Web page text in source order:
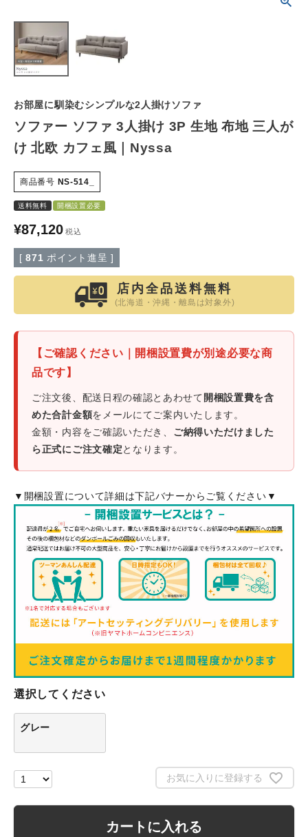
シーンから選ぶ
ご利用ガイド
プライバシーポリシー
会社概要
お問い合わせ
お部屋に馴染むシンプルな2人掛けソファ
ソファー ソファ 3人掛け 3P 生地 布地 三人が
け 北欧 カフェ風｜Nyssa
商品番号 NS-514_
送料無料 開梱設置必要
¥87,120 税込
[ 871 ポイント進呈 ]
店内全品送料無料
(北海道・沖縄・離島は対象外)
【ご確認ください｜開梱設置費が別途必要な商
品です】
ご注文後、配送日程の確認とあわせて 開梱設置費を含
めた合計金額をメールにてご案内いたします。
金額・内容をご確認いただき、 ご納得いただけました
ら正式にご注文確定となります。
▼開梱設置について詳細は下記バナーからご覧ください▼
選択してください
グレー
お気に入りに登録する
カートに入れる